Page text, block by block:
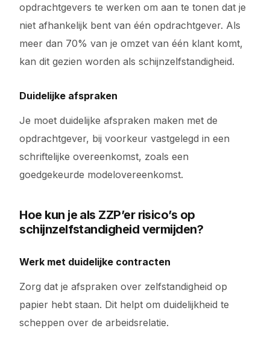
opdrachtgevers te werken om aan te tonen dat je
niet afhankelijk bent van één opdrachtgever. Als
meer dan 70% van je omzet van één klant komt,
kan dit gezien worden als schijnzelfstandigheid.
Duidelijke afspraken
Je moet duidelijke afspraken maken met de
opdrachtgever, bij voorkeur vastgelegd in een
schriftelijke overeenkomst, zoals een
goedgekeurde modelovereenkomst.
Hoe kun je als ZZP’er risico’s op
schijnzelfstandigheid vermijden?
Werk met duidelijke contracten
Zorg dat je afspraken over zelfstandigheid op
papier hebt staan. Dit helpt om duidelijkheid te
scheppen over de arbeidsrelatie.